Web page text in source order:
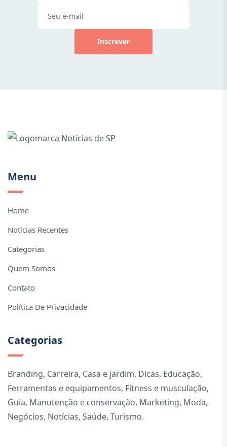
Inscrever
Menu
Home
Notícias Recentes
Categorias
Quem Somos
Contato
Política De Privacidade
Categorias
Branding, Carreira, Casa e jardim, Dicas, Educação,
Ferramentas e equipamentos, Fitness e musculação,
Guia, Manutenção e conservação, Marketing, Moda,
Negócios, Notícias, Saúde, Turismo.